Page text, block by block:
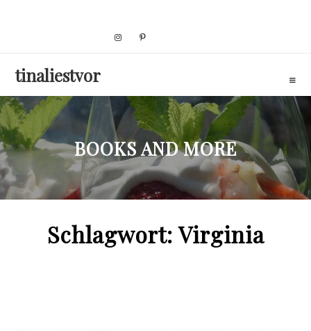
tinaliestvor
BOOKS AND MORE
Schlagwort:Virginia